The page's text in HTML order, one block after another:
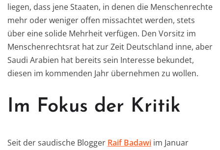
liegen, dass jene Staaten, in denen die Menschenrechte
mehr oder weniger offen missachtet werden, stets
über eine solide Mehrheit verfügen. Den Vorsitz im
Menschenrechtsrat hat zur Zeit Deutschland inne, aber
Saudi Arabien hat bereits sein Interesse bekundet,
diesen im kommenden Jahr übernehmen zu wollen.
Im Fokus der Kritik
Seit der saudische Blogger Raif Badawi im Januar